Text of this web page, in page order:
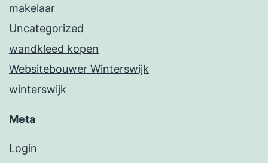
makelaar
Uncategorized
wandkleed kopen
Websitebouwer Winterswijk
winterswijk
Meta
Login